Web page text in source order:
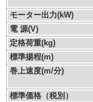
モーター出力(kW)
電 源(V)
定格荷重(kg)
標準揚程(m)
巻上速度(m/分)
標準価格（税別）